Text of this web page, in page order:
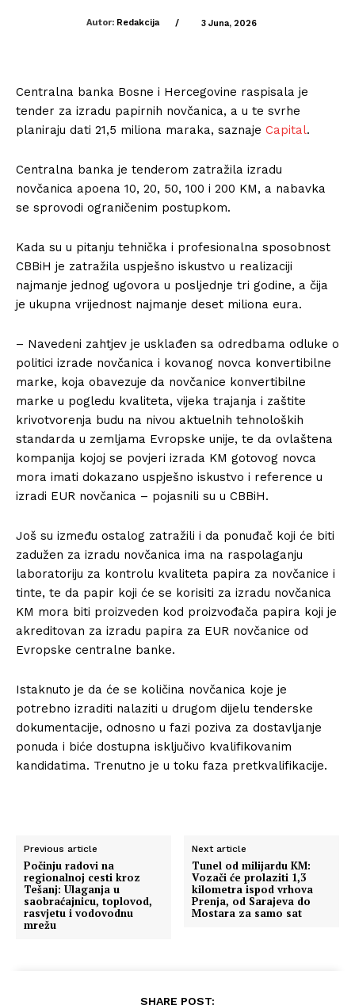
Autor: Redakcija / 3 Juna, 2026
Centralna banka Bosne i Hercegovine raspisala je
tender za izradu papirnih novčanica, a u te svrhe
planiraju dati 21,5 miliona maraka, saznaje Capital.
Centralna banka je tenderom zatražila izradu
novčanica apoena 10, 20, 50, 100 i 200 KM, a nabavka
se sprovodi ograničenim postupkom.
Kada su u pitanju tehnička i profesionalna sposobnost
CBBiH je zatražila uspješno iskustvo u realizaciji
najmanje jednog ugovora u posljednje tri godine, a čija
je ukupna vrijednost najmanje deset miliona eura.
– Navedeni zahtjev je usklađen sa odredbama odluke o
politici izrade novčanica i kovanog novca konvertibilne
marke, koja obavezuje da novčanice konvertibilne
marke u pogledu kvaliteta, vijeka trajanja i zaštite
krivotvorenja budu na nivou aktuelnih tehnoloških
standarda u zemljama Evropske unije, te da ovlaštena
kompanija kojoj se povjeri izrada KM gotovog novca
mora imati dokazano uspješno iskustvo i reference u
izradi EUR novčanica – pojasnili su u CBBiH.
Još su između ostalog zatražili i da ponuđač koji će biti
zadužen za izradu novčanica ima na raspolaganju
laboratoriju za kontrolu kvaliteta papira za novčanice i
tinte, te da papir koji će se korisiti za izradu novčanica
KM mora biti proizveden kod proizvođača papira koji je
akreditovan za izradu papira za EUR novčanice od
Evropske centralne banke.
Istaknuto je da će se količina novčanica koje je
potrebno izraditi nalaziti u drugom dijelu tenderske
dokumentacije, odnosno u fazi poziva za dostavljanje
ponuda i biće dostupna isključivo kvalifikovanim
kandidatima. Trenutno je u toku faza pretkvalifikacije.
Previous article
Počinju radovi na
regionalnoj cesti kroz
Tešanj: Ulaganja u
saobraćajnicu, toplovod,
rasvjetu i vodovodnu
mrežu
Next article
Tunel od milijardu KM:
Vozači će prolaziti 1,3
kilometra ispod vrhova
Prenja, od Sarajeva do
Mostara za samo sat
SHARE POST: